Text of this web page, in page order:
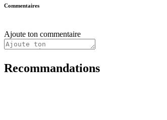
Commentaires
Ajoute ton commentaire
Recommandations